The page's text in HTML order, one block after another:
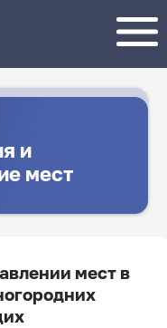
и
мест
мест в